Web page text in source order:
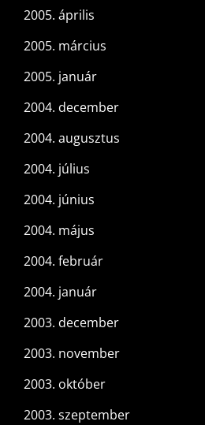
2005. április
2005. március
2005. január
2004. december
2004. augusztus
2004. július
2004. június
2004. május
2004. február
2004. január
2003. december
2003. november
2003. október
2003. szeptember